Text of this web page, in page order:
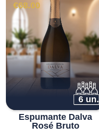
€68.00
6 un.
Espumante Dalva
Rosé Bruto